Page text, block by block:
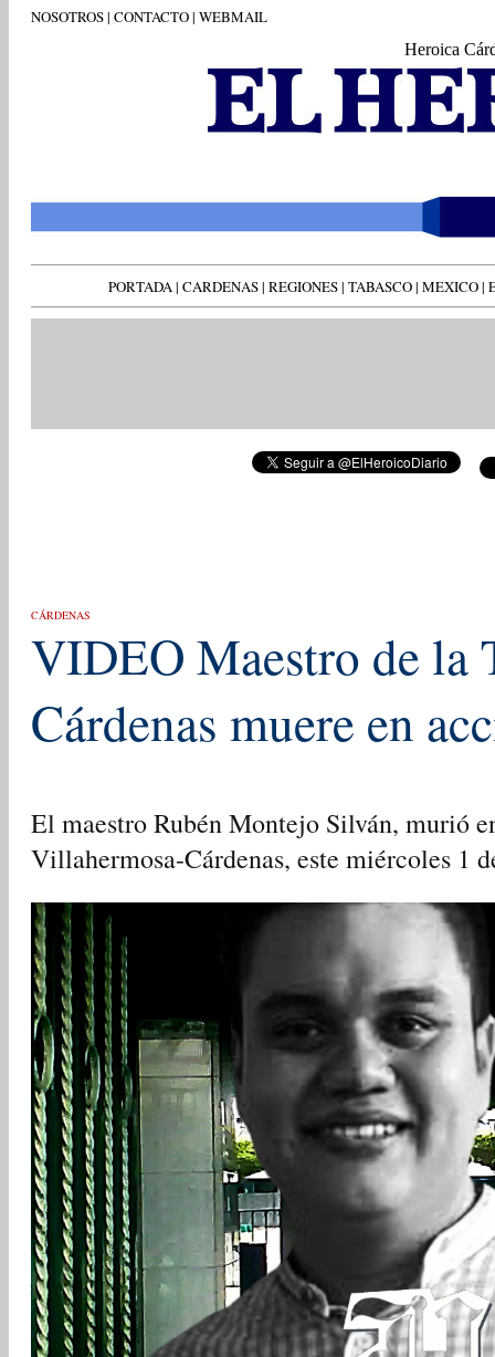
NOSOTROS| CONTACTO| WEBMAIL
Heroica
PORTADA| CARDENAS| REGIONES| TABASCO| MEXICO|
CÁRDENAS
VIDEO Maestro de la
Cárdenas muere en
El maestro Rubén Montejo Silván, murió
Villahermosa-Cárdenas, este miércoles 1